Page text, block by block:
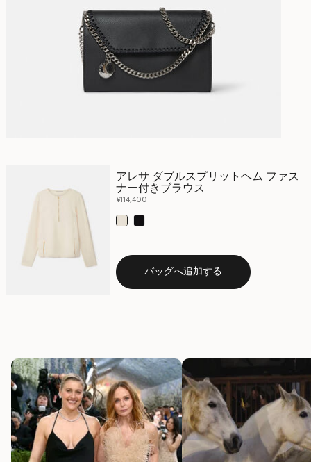
アレサ ダブルスプリットヘム ファス
ナー付きブラウス
¥114,400
バッグへ追加する